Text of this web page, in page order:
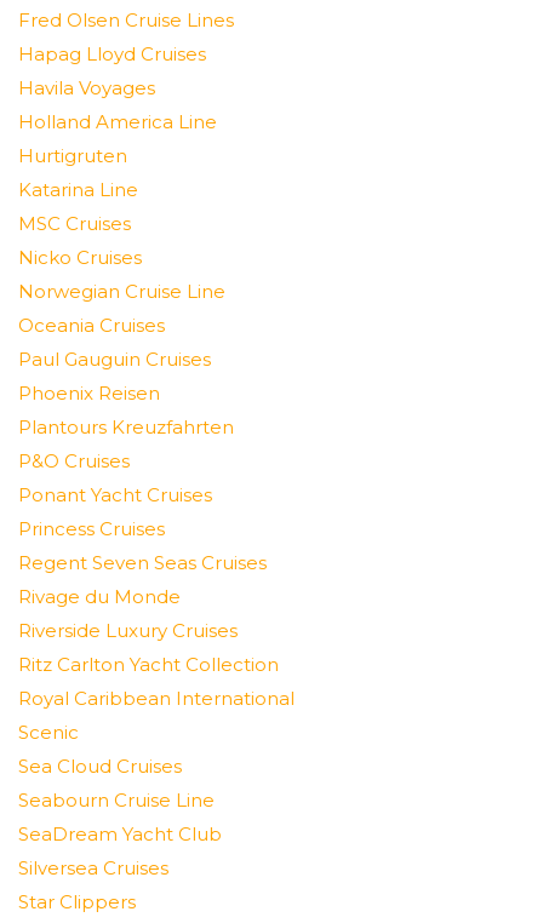
Fred Olsen Cruise Lines
Hapag Lloyd Cruises
Havila Voyages
Holland America Line
Hurtigruten
Katarina Line
MSC Cruises
Nicko Cruises
Norwegian Cruise Line
Oceania Cruises
Paul Gauguin Cruises
Phoenix Reisen
Plantours Kreuzfahrten
P&O Cruises
Ponant Yacht Cruises
Princess Cruises
Regent Seven Seas Cruises
Rivage du Monde
Riverside Luxury Cruises
Ritz Carlton Yacht Collection
Royal Caribbean International
Scenic
Sea Cloud Cruises
Seabourn Cruise Line
SeaDream Yacht Club
Silversea Cruises
Star Clippers